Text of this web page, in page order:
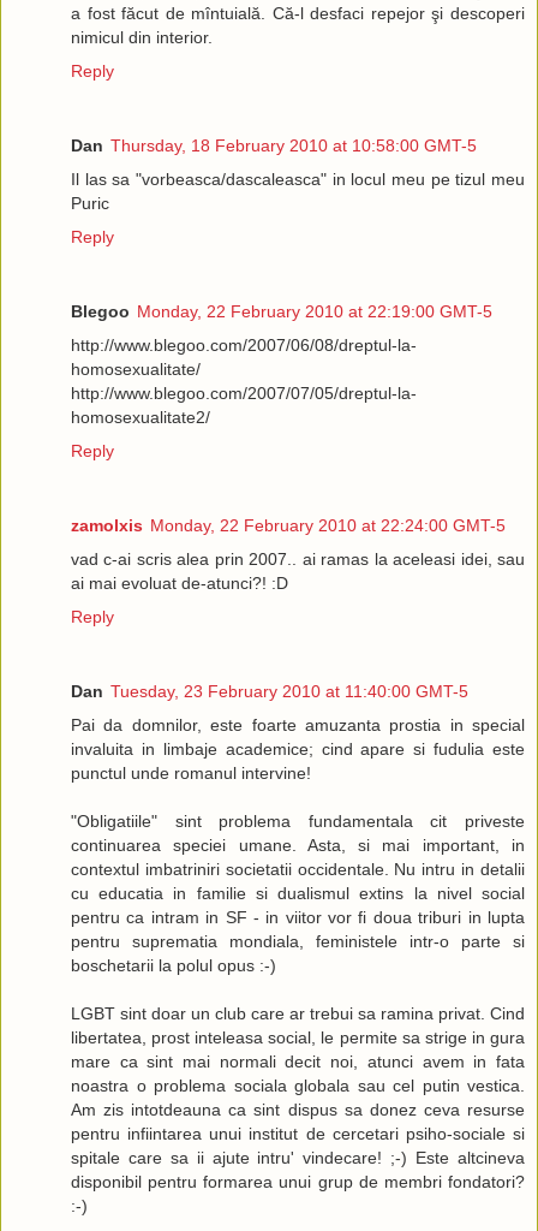
a fost făcut de mîntuială. Că-l desfaci repejor şi descoperi
nimicul din interior.
Reply
Dan Thursday, 18 February 2010 at 10:58:00 GMT-5
Il las sa "vorbeasca/dascaleasca" in locul meu pe tizul meu
Puric
Reply
Blegoo Monday, 22 February 2010 at 22:19:00 GMT-5
http://www.blegoo.com/2007/06/08/dreptul-la-
homosexualitate/
http://www.blegoo.com/2007/07/05/dreptul-la-
homosexualitate2/
Reply
zamolxis Monday, 22 February 2010 at 22:24:00 GMT-5
vad c-ai scris alea prin 2007.. ai ramas la aceleasi idei, sau
ai mai evoluat de-atunci?! :D
Reply
Dan Tuesday, 23 February 2010 at 11:40:00 GMT-5
Pai da domnilor, este foarte amuzanta prostia in special
invaluita in limbaje academice; cind apare si fudulia este
punctul unde romanul intervine!
"Obligatiile" sint problema fundamentala cit priveste
continuarea speciei umane. Asta, si mai important, in
contextul imbatriniri societatii occidentale. Nu intru in detalii
cu educatia in familie si dualismul extins la nivel social
pentru ca intram in SF - in viitor vor fi doua triburi in lupta
pentru suprematia mondiala, feministele intr-o parte si
boschetarii la polul opus :-)
LGBT sint doar un club care ar trebui sa ramina privat. Cind
libertatea, prost inteleasa social, le permite sa strige in gura
mare ca sint mai normali decit noi, atunci avem in fata
noastra o problema sociala globala sau cel putin vestica.
Am zis intotdeauna ca sint dispus sa donez ceva resurse
pentru infiintarea unui institut de cercetari psiho-sociale si
spitale care sa ii ajute intru' vindecare! ;-) Este altcineva
disponibil pentru formarea unui grup de membri fondatori?
:-)